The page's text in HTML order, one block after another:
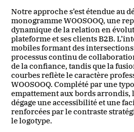
Notre approche s’est étendue au
monogramme WOOSOOQ, une
dynamique de la relation en
plateforme et ses clients B2B.
mobiles formant des
processus continu de
de la confiance, tandis que la
courbes reflète le caractère
WOOSOOQ. Complété par une
empattement aux bords arrondis,
dégage une accessibilité et une
renforcées par le contraste
le logotype.